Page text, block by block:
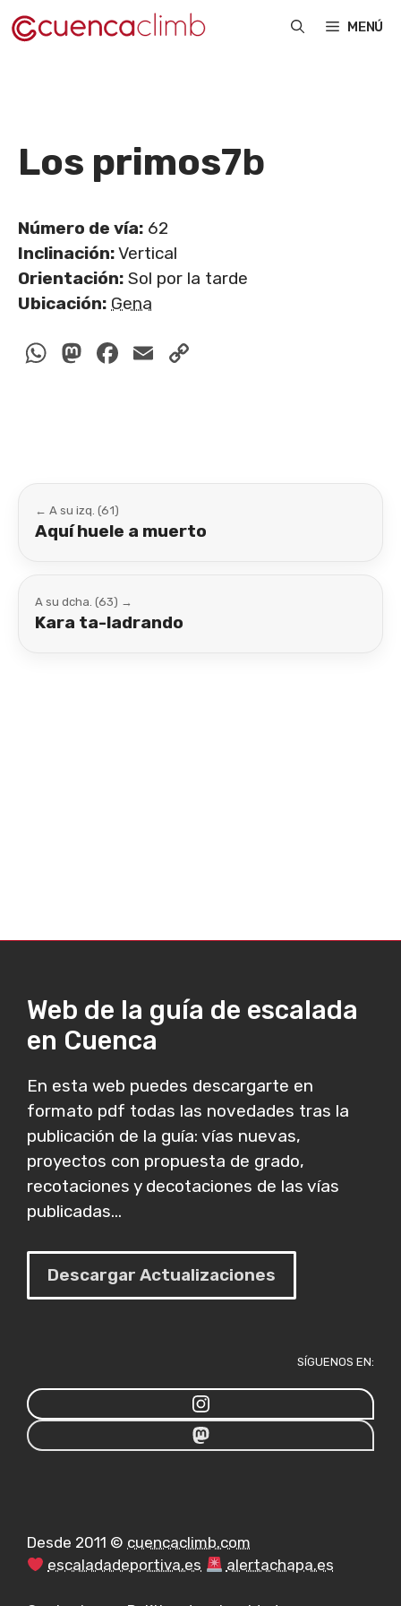
Saltar
al
MENÚ
Los primos7b
Número de vía: 62
Inclinación:Vertical
Orientación: Sol por la tarde
Ubicación: Gena
WhatsApp
Mastodon
Facebook
Email
← A su izq. (61)
Aquí huele a muerto
A su dcha. (63) →
Kara ta-ladrando
Web de la guía de escalada
en Cuenca
En esta web puedes descargarte en
formato pdf todas las novedades tras la
publicación de la guía: vías nuevas,
proyectos con propuesta de grado,
recotaciones y decotaciones de las vías
publicadas...
Descargar Actualizaciones
SÍGUENOS EN:
Desde 2011 © cuencaclimb.com
escaladadeportiva.es
alertachapa.es